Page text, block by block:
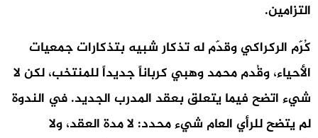
التزامين.
كُرّم الركراكي وقدّم له تذكار شبيه بتذكارات جمعيات
الأحياء، وقُدم محمد وهبي كرباناً جديداً للمنتخب، لكن لا
شيء اتضح فيما يتعلق بعقد المدرب الجديد. في الندوة
لم يتضح للرأي العام شيء محدد: لا مدة العقد، ولا